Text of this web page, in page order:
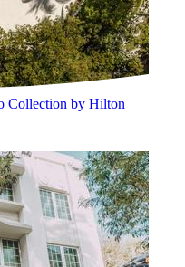
Collection by Hilton